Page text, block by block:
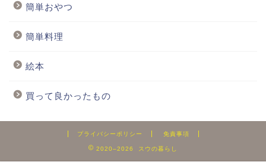
簡単おやつ
簡単料理
絵本
買って良かったもの
プライバシーポリシー 免責事項
2020–2026 スウの暮らし